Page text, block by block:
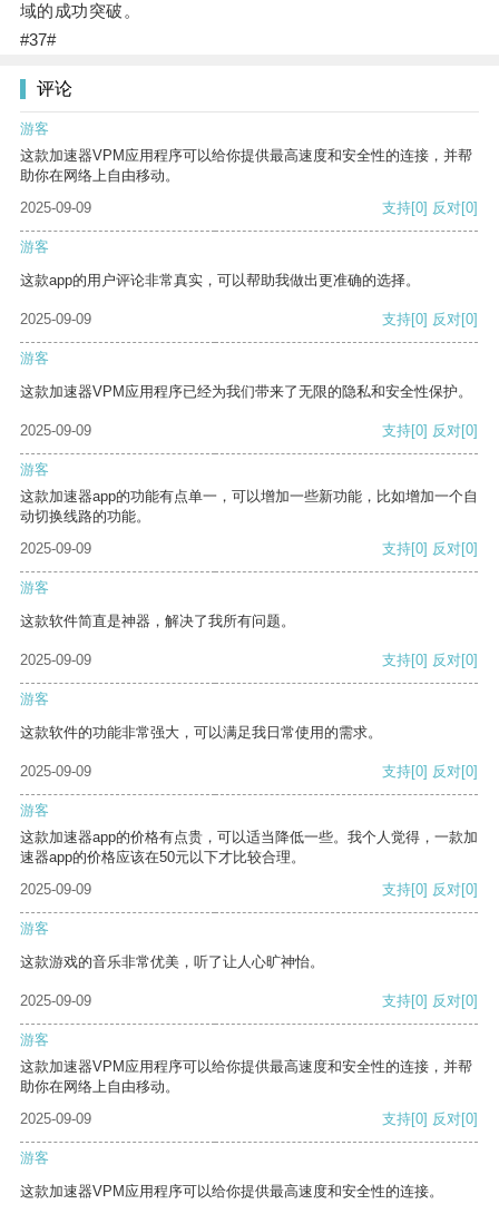
域的成功突破。
#37#
评论
游客
这款加速器VPM应用程序可以给你提供最高速度和安全性的连接，并帮
助你在网络上自由移动。
2025-09-09
支持[0] 反对[0]
游客
这款app的用户评论非常真实，可以帮助我做出更准确的选择。
2025-09-09 支持[0] 反对[0]
游客
这款加速器VPM应用程序已经为我们带来了无限的隐私和安全性保护。
2025-09-09 支持[0] 反对[0]
游客
这款加速器app的功能有点单一，可以增加一些新功能，比如增加一个自
动切换线路的功能。
2025-09-09
支持[0] 反对[0]
游客
这款软件简直是神器，解决了我所有问题。
2025-09-09 支持[0] 反对[0]
游客
这款软件的功能非常强大，可以满足我日常使用的需求。
2025-09-09 支持[0] 反对[0]
游客
这款加速器app的价格有点贵，可以适当降低一些。我个人觉得，一款加
速器app的价格应该在50元以下才比较合理。
2025-09-09
支持[0] 反对[0]
游客
这款游戏的音乐非常优美，听了让人心旷神怡。
2025-09-09 支持[0] 反对[0]
游客
这款加速器VPM应用程序可以给你提供最高速度和安全性的连接，并帮
助你在网络上自由移动。
2025-09-09
支持[0] 反对[0]
游客
这款加速器VPM应用程序可以给你提供最高速度和安全性的连接。